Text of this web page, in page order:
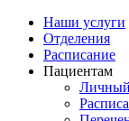
Наши услуги
Отделения
Расписание
Пациентам